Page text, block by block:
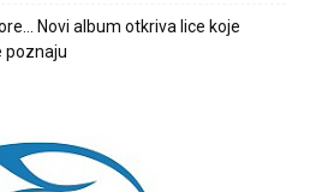
Novi album otkriva lice koje
poznaju